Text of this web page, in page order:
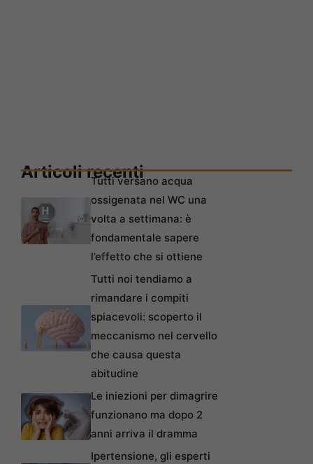
Articoli recenti
Tutti versano acqua
ossigenata nel WC una
volta a settimana: è
fondamentale sapere
l’effetto che si ottiene
Tutti noi tendiamo a
rimandare i compiti
spiacevoli: scoperto il
meccanismo nel cervello
che causa questa
abitudine
Le iniezioni per dimagrire
funzionano ma dopo 2
anni arriva il dramma
Ipertensione, gli esperti